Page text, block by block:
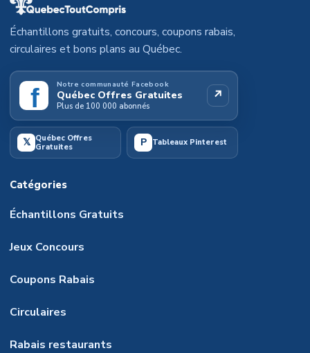
Échantillons gratuits, concours, coupons rabais,
circulaires et bons plans au Québec.
f Notre communauté Facebook
Québec Offres Gratuites
Plus de 100 000 abonnés
↗
𝕏 Québec Offres
Gratuites
P Tableaux Pinterest
Catégories
Échantillons Gratuits
Jeux Concours
Coupons Rabais
Circulaires
Rabais restaurants